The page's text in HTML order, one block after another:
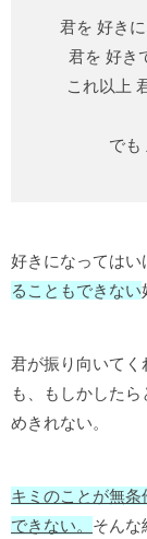
君を 好き
君を 好き
これ以上
でも
好きになってはい
ることもできない
君が振り向いて
も、もしかした
めきれない。
キミのことが無
できない。 そんな